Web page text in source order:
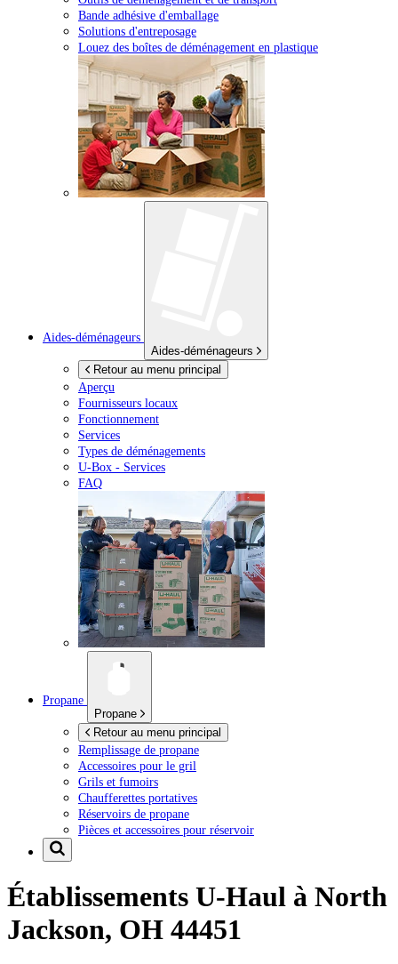
Bande adhésive d'emballage
Solutions d'entreposage
Louez des boîtes de déménagement en plastique
Aides-déménageurs
Aides-déménageurs
Retour au menu principal
Aperçu
Fournisseurs locaux
Fonctionnement
Services
Types de déménagements
U-Box - Services
FAQ
Propane
Propane
Retour au menu principal
Remplissage de propane
Accessoires pour le gril
Grils et fumoirs
Chaufferettes portatives
Réservoirs de propane
Pièces et accessoires pour réservoir
Établissements U-Haul à North
Jackson, OH 44451